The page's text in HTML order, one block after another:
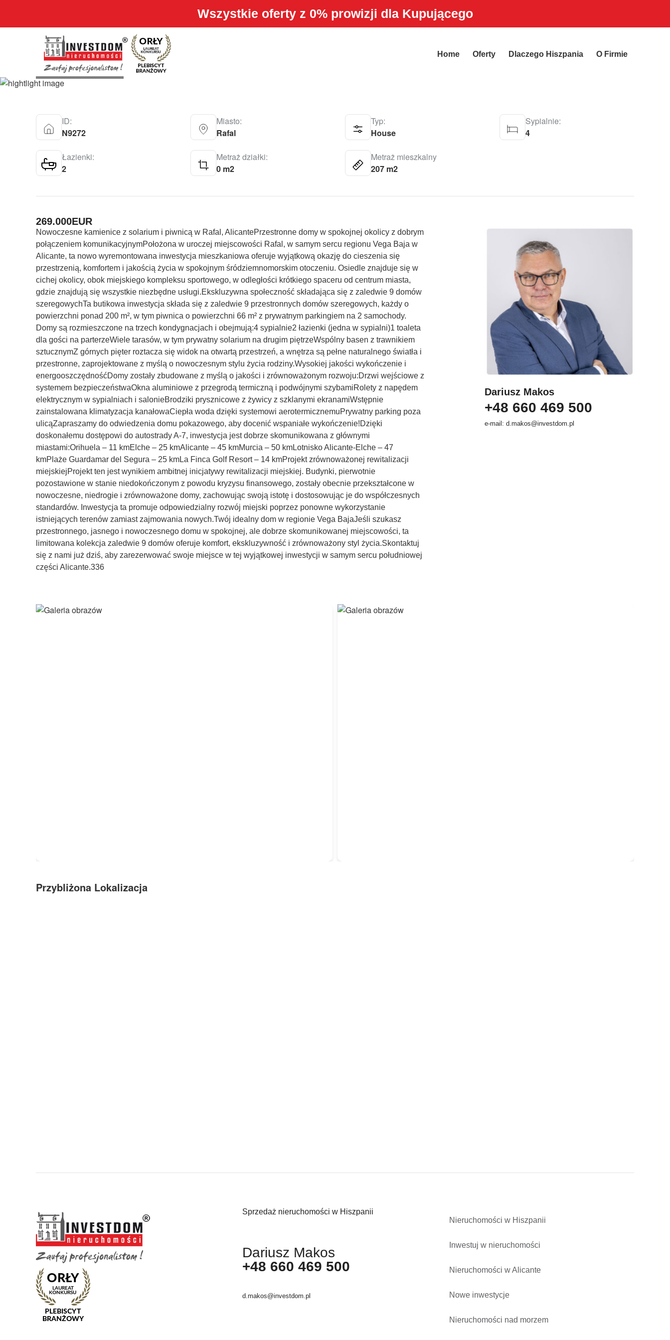
Wszystkie oferty z 0% prowizji dla Kupującego
Home Oferty Dlaczego Hiszpania O Firmie
HOUSE – RAFAL
269.000EUR
ID:
N9272
Miasto:
Rafal
Typ:
House
Sypialnie:
4
Łazienki:
2
Metraż działki:
0 m2
Metraż mieszkalny
207 m2
269.000EUR
Nowoczesne kamienice z solarium i piwnicą w Rafal, AlicantePrzestronne domy w spokojnej okolicy z dobrym
połączeniem komunikacyjnymPołożona w uroczej miejscowości Rafal, w samym sercu regionu Vega Baja w
Alicante, ta nowo wyremontowana inwestycja mieszkaniowa oferuje wyjątkową okazję do cieszenia się
przestrzenią, komfortem i jakością życia w spokojnym śródziemnomorskim otoczeniu. Osiedle znajduje się w
cichej okolicy, obok miejskiego kompleksu sportowego, w odległości krótkiego spaceru od centrum miasta,
gdzie znajdują się wszystkie niezbędne usługi.Ekskluzywna społeczność składająca się z zaledwie 9 domów
szeregowychTa butikowa inwestycja składa się z zaledwie 9 przestronnych domów szeregowych, każdy o
powierzchni ponad 200 m², w tym piwnica o powierzchni 66 m² z prywatnym parkingiem na 2 samochody.
Domy są rozmieszczone na trzech kondygnacjach i obejmują:4 sypialnie2 łazienki (jedna w sypialni)1 toaleta
dla gości na parterzeWiele tarasów, w tym prywatny solarium na drugim piętrzeWspólny basen z trawnikiem
sztucznymZ górnych pięter roztacza się widok na otwartą przestrzeń, a wnętrza są pełne naturalnego światła i
przestronne, zaprojektowane z myślą o nowoczesnym stylu życia rodziny.Wysokiej jakości wykończenie i
energooszczędnośćDomy zostały zbudowane z myślą o jakości i zrównoważonym rozwoju:Drzwi wejściowe z
systemem bezpieczeństwaOkna aluminiowe z przegrodą termiczną i podwójnymi szybamiRolety z napędem
elektrycznym w sypialniach i salonieBrodziki prysznicowe z żywicy z szklanymi ekranamiWstępnie
zainstalowana klimatyzacja kanałowaCiepła woda dzięki systemowi aerotermicznemuPrywatny parking poza
ulicąZapraszamy do odwiedzenia domu pokazowego, aby docenić wspaniałe wykończenie!Dzięki
doskonałemu dostępowi do autostrady A-7, inwestycja jest dobrze skomunikowana z głównymi
miastami:Orihuela – 11 kmElche – 25 kmAlicante – 45 kmMurcia – 50 kmLotnisko Alicante-Elche – 47
kmPlaże Guardamar del Segura – 25 kmLa Finca Golf Resort – 14 kmProjekt zrównoważonej rewitalizacji
miejskiejProjekt ten jest wynikiem ambitnej inicjatywy rewitalizacji miejskiej. Budynki, pierwotnie
pozostawione w stanie niedokończonym z powodu kryzysu finansowego, zostały obecnie przekształcone w
nowoczesne, niedrogie i zrównoważone domy, zachowując swoją istotę i dostosowując je do współczesnych
standardów. Inwestycja ta promuje odpowiedzialny rozwój miejski poprzez ponowne wykorzystanie
istniejących terenów zamiast zajmowania nowych.Twój idealny dom w regionie Vega BajaJeśli szukasz
przestronnego, jasnego i nowoczesnego domu w spokojnej, ale dobrze skomunikowanej miejscowości, ta
limitowana kolekcja zaledwie 9 domów oferuje komfort, ekskluzywność i zrównoważony styl życia.Skontaktuj
się z nami już dziś, aby zarezerwować swoje miejsce w tej wyjątkowej inwestycji w samym sercu południowej
części Alicante.336
Dariusz Makos
+48 660 469 500
e-mail: d.makos@investdom.pl
Przybliżona Lokalizacja
Sprzedaż nieruchomości w Hiszpanii
Dariusz Makos
+48 660 469 500
d.makos@investdom.pl
Nieruchomości w Hiszpanii
Inwestuj w nieruchomości
Nieruchomości w Alicante
Nowe inwestycje
Nieruchomości nad morzem